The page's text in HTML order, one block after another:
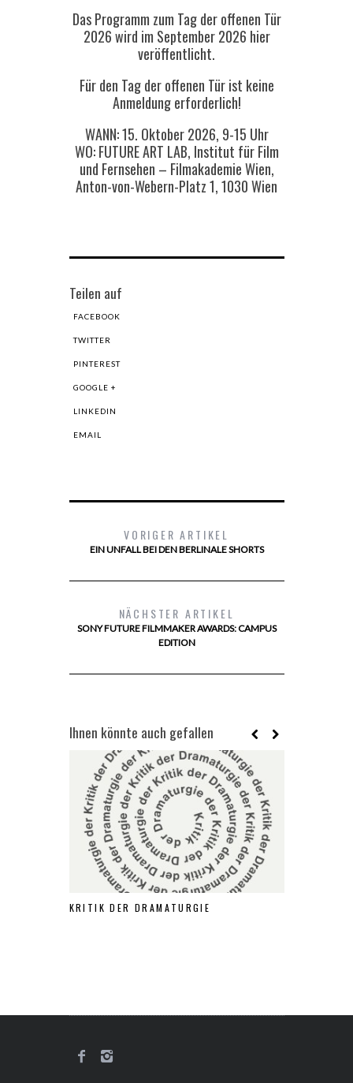
Das Programm zum Tag der offenen Tür
2026 wird im September 2026 hier
veröffentlicht.
Für den Tag der offenen Tür ist keine
Anmeldung erforderlich!
WANN: 15. Oktober 2026, 9-15 Uhr
WO: FUTURE ART LAB, Institut für Film
und Fernsehen – Filmakademie Wien,
Anton-von-Webern-Platz 1, 1030 Wien
Teilen auf
FACEBOOK
TWITTER
PINTEREST
GOOGLE +
LINKEDIN
EMAIL
VORIGER ARTIKEL
EIN UNFALL BEI DEN BERLINALE SHORTS
NÄCHSTER ARTIKEL
SONY FUTURE FILMMAKER AWARDS: CAMPUS
EDITION
Ihnen könnte auch gefallen
KRITIK DER DRAMATURGIE